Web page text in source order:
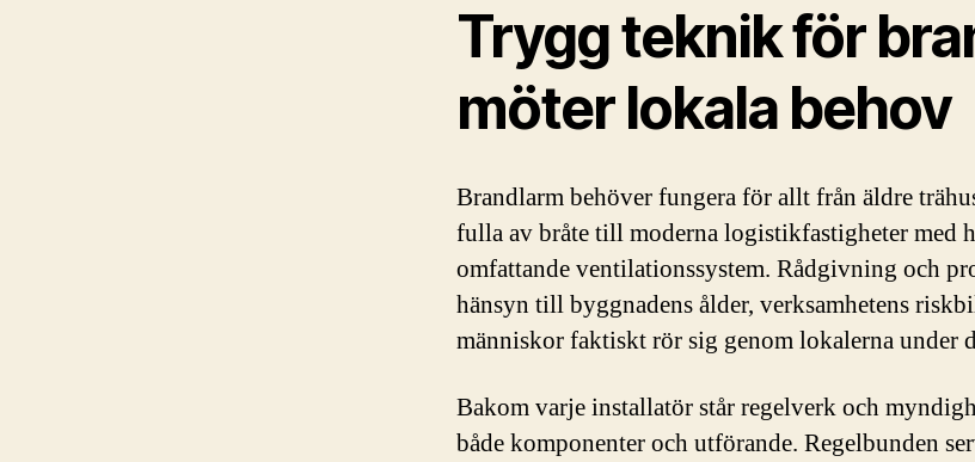
Trygg teknik för
möter lokala behov
Brandlarm behöver fungera för allt från äldre
fulla av bråte till moderna logistikfastigheter med
omfattande ventilationssystem. Rådgivning och
hänsyn till byggnadens ålder, verksamhetens
människor faktiskt rör sig genom lokalerna under
Bakom varje installatör står regelverk och
både komponenter och utförande. Regelbunden